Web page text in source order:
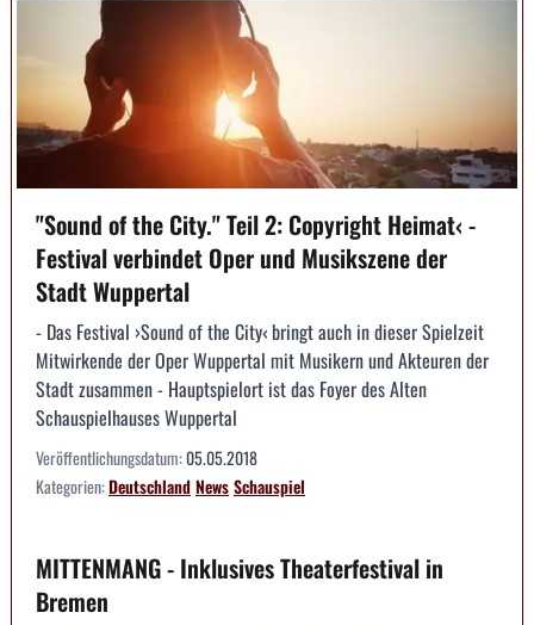
"Sound of the City." Teil 2: Copyright Heimat‹ -
Festival verbindet Oper und Musikszene der
Stadt Wuppertal
- Das Festival ›Sound of the City‹ bringt auch in dieser Spielzeit
Mitwirkende der Oper Wuppertal mit Musikern und Akteuren der
Stadt zusammen - Hauptspielort ist das Foyer des Alten
Schauspielhauses Wuppertal
Veröffentlichungsdatum:05.05.2018
Kategorien:DeutschlandNewsSchauspiel
MITTENMANG - Inklusives Theaterfestival in
Bremen